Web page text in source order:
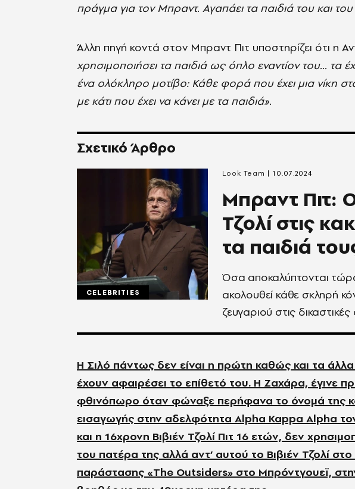
πράγμα για τον Μπραντ. Αγαπάει τα παιδιά του και
Άλλη πηγή κοντά στον Μπραντ Πιτ υποστηρίζει ότι η
χρησιμοποιήσει τα παιδιά ως όπλο εναντίον του... τα
ένα ολόκληρο μοτίβο: Κάθε φορά που έχει μια νίκη
με κάτι που έχει να κάνει με τα παιδιά».
Σχετικό Άρθρο
CELEBRITIES
Μπραντ Πιτ:
Τζολί στις
τα παιδιά
Όσα αποκαλύπτονται
ακολουθεί κάθε σκληρή
ζευγαριού στις
Look Team 10.07.2024
Η Σιλό πάντως δεν είναι η πρώτη καθώς και τα
έχουν αφαιρέσει το επίθετό του. Η Ζαχάρα, έγινε
φθινόπωρο όταν φώναξε περήφανα το όνομά της
εισαγωγής στην αδελφότητα Alpha Kappa Alpha
και η 16χρονη Βιβιέν Τζολί Πιτ 16 ετών, δεν
του πατέρα της αλλά αντ’ αυτού το Βιβιέν Τζολί
παράστασης «The Outsiders» στο Μπρόντγουεϊ,